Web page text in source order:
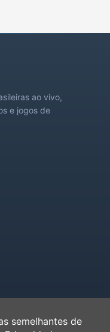
ao vivo,
e jogos de
semelhantes de